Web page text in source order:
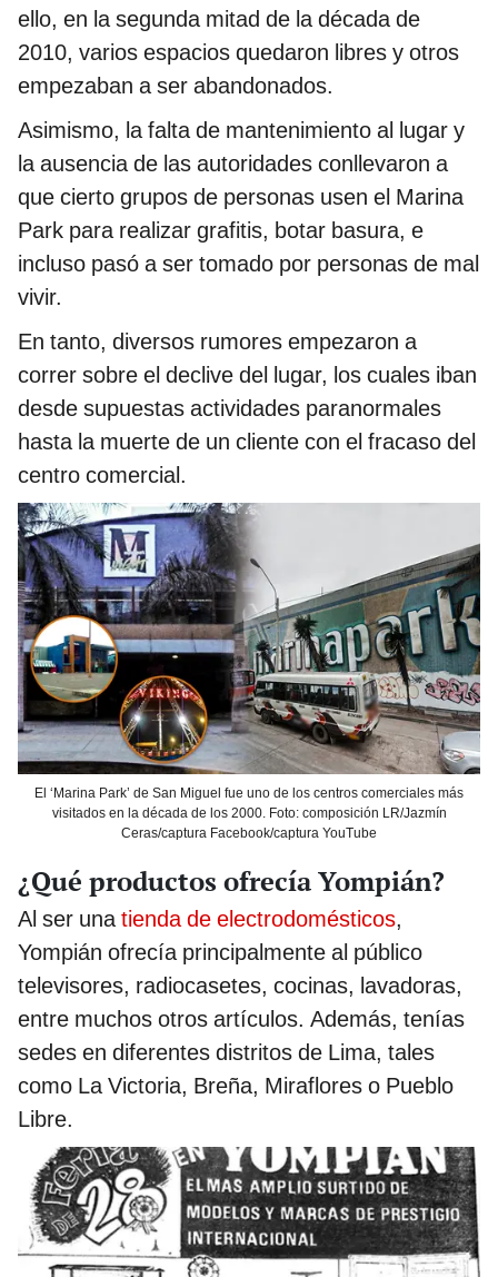
ello, en la segunda mitad de la década de
2010, varios espacios quedaron libres y otros
empezaban a ser abandonados.
Asimismo, la falta de mantenimiento al lugar y
la ausencia de las autoridades conllevaron a
que cierto grupos de personas usen el Marina
Park para realizar grafitis, botar basura, e
incluso pasó a ser tomado por personas de mal
vivir.
En tanto, diversos rumores empezaron a
correr sobre el declive del lugar, los cuales iban
desde supuestas actividades paranormales
hasta la muerte de un cliente con el fracaso del
centro comercial.
El ‘Marina Park’ de San Miguel fue uno de los centros comerciales más
visitados en la década de los 2000. Foto: composición LR/Jazmín
Ceras/captura Facebook/captura YouTube
¿Qué productos ofrecía Yompián?
Al ser unatienda de electrodomésticos,
Yompián ofrecía principalmente al público
televisores, radiocasetes, cocinas, lavadoras,
entre muchos otros artículos. Además, tenías
sedes en diferentes distritos de Lima, tales
como La Victoria, Breña, Miraflores o Pueblo
Libre.